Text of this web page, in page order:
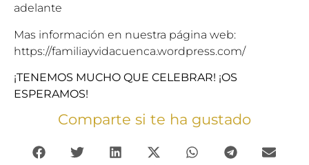
adelante
Mas información en nuestra página web:
https://familiayvidacuenca.wordpress.com/
¡TENEMOS MUCHO QUE CELEBRAR! ¡OS
ESPERAMOS!
Comparte si te ha gustado